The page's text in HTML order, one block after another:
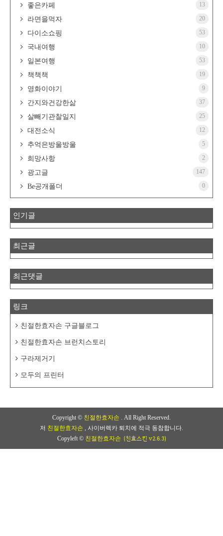
좋은카페 13
라면을먹자 20
다이소쇼핑 53
국내여행 10
일본여행 53
책책책 19
영화이야기 9
간지와건강한삶 37
살빼기관찰일지 25
대전소식 12
추억은방울방울 5
희망사항 2
광고글 147
Be공개폴더 0
인기글
최근글
최근댓글
링크
친절한효자손 구글블로그
친절한효자손 브런치스토리
구라제거기
모두의 프린터
Copyright © 친절한효자손 . All Right Reserved.
저 친절한효자손 , 사이버렉카 퇴치에 적극 동참합니다.
Copyleft © 친절한효자손 (친효스킨 v2.6.3)